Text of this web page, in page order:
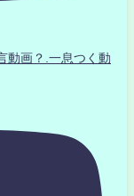
画？.一息つく動